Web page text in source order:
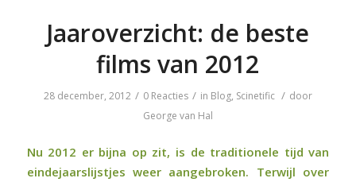
Jaaroverzicht: de beste
films van 2012
28 december, 2012 / 0 Reacties / in Blog, Scinetific / door
George van Hal
Nu 2012 er bijna op zit, is de traditionele tijd van
eindejaarslijstjes weer aangebroken. Terwijl over